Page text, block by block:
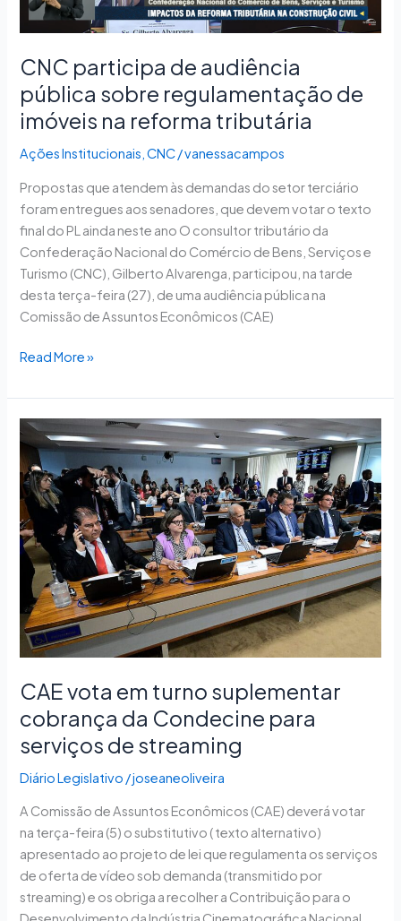
CNC participa de audiência
pública sobre regulamentação de
imóveis na reforma tributária
Ações Institucionais,CNC/vanessacampos
Propostas que atendem às demandas do setor terciário
foram entregues aos senadores, que devem votar o texto
final do PL ainda neste ano O consultor tributário da
Confederação Nacional do Comércio de Bens, Serviços e
Turismo (CNC), Gilberto Alvarenga, participou, na tarde
desta terça-feira (27), de uma audiência pública na
Comissão de Assuntos Econômicos (CAE)
imóveis
na
reforma
tributária
Read More »
CAE vota em turno suplementar
cobrança da Condecine para
serviços de streaming
Diário Legislativo /joseaneoliveira
A Comissão de Assuntos Econômicos (CAE) deverá votar
na terça-feira (5) o substitutivo ( texto alternativo)
apresentado ao projeto de lei que regulamenta os serviços
de oferta de vídeo sob demanda (transmitido por
streaming) e os obriga a recolher a Contribuição para o
CAE
vota
em
turno
suplementar
cobrança
da
Condecine
para
serviços
de